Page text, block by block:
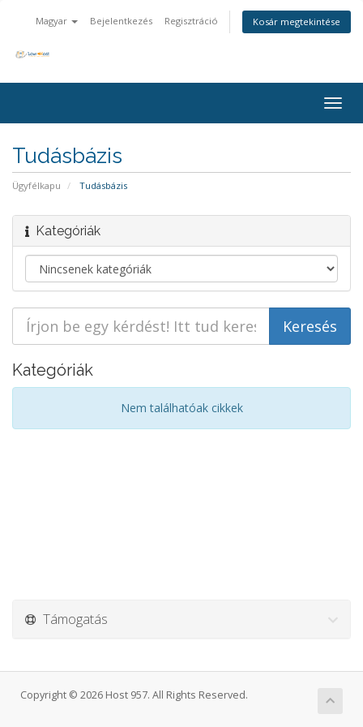
Magyar Bejelentkezés Regisztráció Kosár megtekintése
Tudásbázis
Ügyfélkapu Tudásbázis
Kategóriák
Kategóriák
Nem találhatóak cikkek
Támogatás
Copyright © 2026 Host 957. All Rights Reserved.